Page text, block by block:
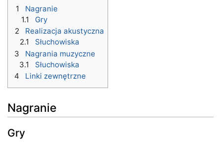
1
Nagranie
1.1
Gry
2
Realizacja akustyczna
2.1
Słuchowiska
3
Nagrania muzyczne
3.1
Słuchowiska
4
Linki zewnętrzne
Nagranie
Gry